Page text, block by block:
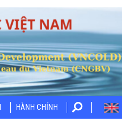
HÀNH CHÍNH